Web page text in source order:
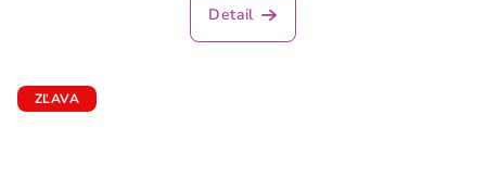
Detail
ZĽAVA